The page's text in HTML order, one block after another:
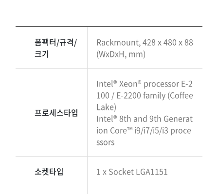
폼팩터/규격/
크기
Rackmount, 428 x 480 x 88
(WxDxH, mm)
프로세스타입
Intel® Xeon® processor E-2
100 / E-2200 family (Coffee
Lake)
Intel® 8th and 9th Generat
ion Core™ i9/i7/i5/i3 proce
ssors
소켓타입 1 x Socket LGA1151